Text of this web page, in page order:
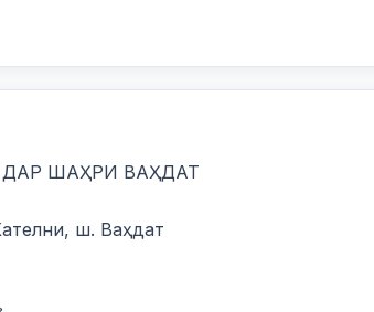
ДАР ШАҲРИ ВАҲДАТ
ш. Ваҳдат